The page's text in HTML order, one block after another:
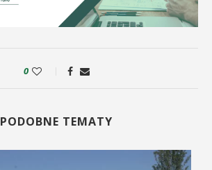
0
PODOBNE TEMATY